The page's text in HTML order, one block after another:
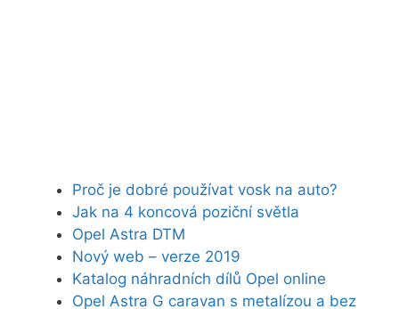
Proč je dobré používat vosk na auto?
Jak na 4 koncová poziční světla
Opel Astra DTM
Nový web – verze 2019
Katalog náhradních dílů Opel online
Opel Astra G caravan s metalízou a bez